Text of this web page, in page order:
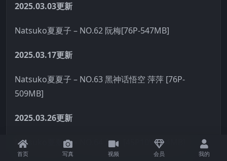
2025.03.03更新
Natsuko夏夏子 – NO.62 阮梅[76P-547MB]
2025.03.17更新
Natsuko夏夏子 – NO.63 黑神话悟空 萍萍 [76P-
509MB]
2025.03.26更新
Natsuko夏夏子 – NO.64 新春 [45P10V-364MB]
首页 写真 视频 会员 我的